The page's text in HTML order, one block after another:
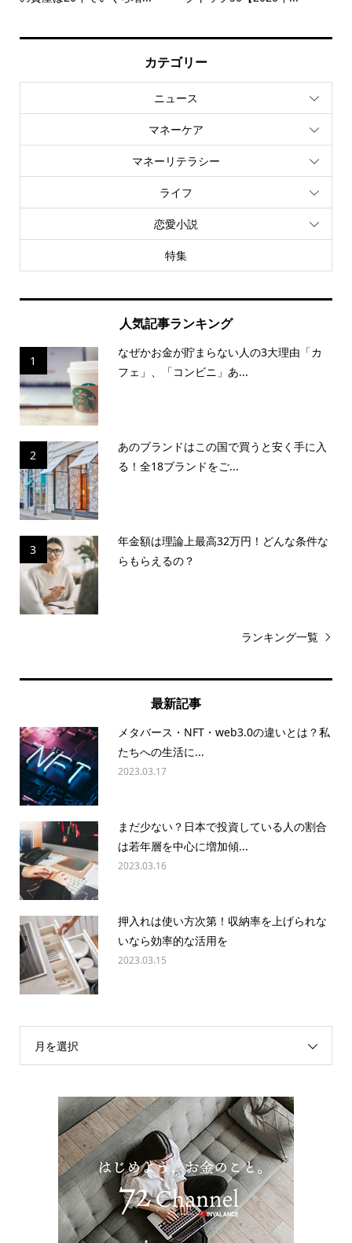
カテゴリー
ニュース
マネーケア
マネーリテラシー
ライフ
恋愛小説
特集
人気記事ランキング
1
なぜかお金が貯まらない人の3大理由「カ
フェ」、「コンビニ」あ...
2
あのブランドはこの国で買うと安く手に入
る！全18ブランドをご...
3
年金額は理論上最高32万円！どんな条件な
らもらえるの？
ランキング一覧
最新記事
メタバース・NFT・web3.0の違いとは？私
たちへの生活に...
2023.03.17
まだ少ない？日本で投資している人の割合
は若年層を中心に増加傾...
2023.03.16
押入れは使い方次第！収納率を上げられな
いなら効率的な活用を
2023.03.15
月を選択